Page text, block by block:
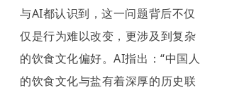
与AI都认识到，这一问题背后不仅
仅是行为难以改变，更涉及到复杂
的饮食文化偏好。AI指出：“中国人
的饮食文化与盐有着深厚的历史联